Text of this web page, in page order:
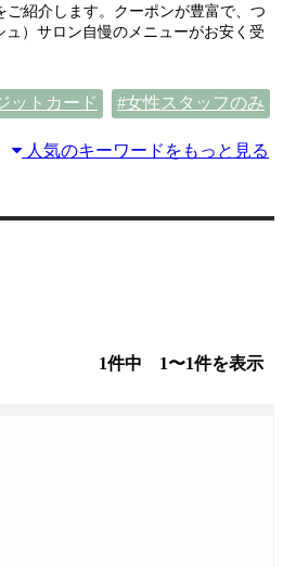
紹介します。クーポンが豊富で、つ
）サロン自慢のメニューがお安く受
ットカード 女性スタッフのみ
人気のキーワードをもっと見る
1件中 1〜1件を表示